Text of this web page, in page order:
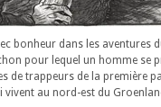
bonheur dans les aventures
pour lequel un homme se
de trappeurs de la première
vivent au nord-est du